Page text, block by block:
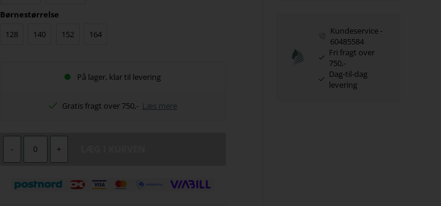
Børnestørrelse
128
140 152 164
På lager, klar til levering
Gratis fragt over 750,- Læs mere
- +
Kundeservice -
60485584
Fri fragt over
750,-
Dag-til-dag
levering